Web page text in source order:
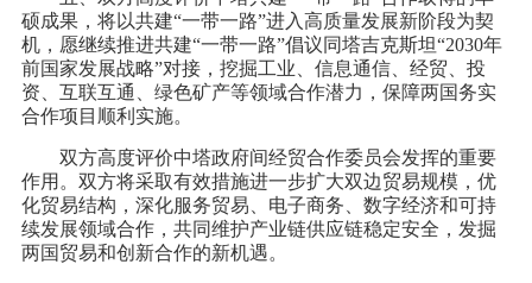
硕成果，将以共建“一带一路”进入高质量发展新阶段为契
机，愿继续推进共建“一带一路”倡议同塔吉克斯坦“2030年
前国家发展战略”对接，挖掘工业、信息通信、经贸、投
资、互联互通、绿色矿产等领域合作潜力，保障两国务实
合作项目顺利实施。
双方高度评价中塔政府间经贸合作委员会发挥的重要
作用。双方将采取有效措施进一步扩大双边贸易规模，优
化贸易结构，深化服务贸易、电子商务、数字经济和可持
续发展领域合作，共同维护产业链供应链稳定安全，发掘
两国贸易和创新合作的新机遇。